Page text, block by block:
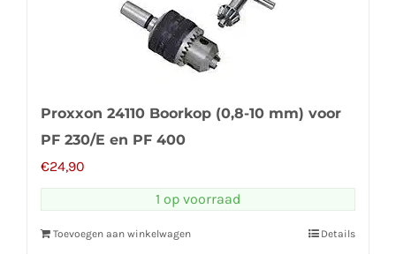
Proxxon 24110 Boorkop (0,8-10 mm) voor
PF 230/E en PF 400
€24,90
1 op voorraad
Toevoegen aan winkelwagen Details